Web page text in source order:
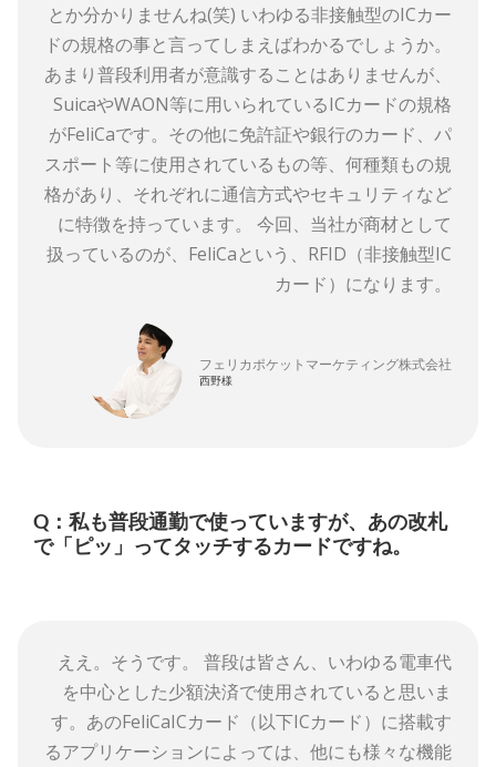
とか分かりませんね(笑) いわゆる非接触型のICカー
ドの規格の事と言ってしまえばわかるでしょうか。
あまり普段利用者が意識することはありませんが、
SuicaやWAON等に用いられているICカードの規格
がFeliCaです。その他に免許証や銀行のカード、パ
スポート等に使用されているもの等、何種類もの規
格があり、それぞれに通信方式やセキュリティなど
に特徴を持っています。 今回、当社が商材として
扱っているのが、FeliCaという、RFID（非接触型IC
カード）になります。
フェリカポケットマーケティング株式会社
西野様
Q：私も普段通勤で使っていますが、あの改札
で「ピッ」ってタッチするカードですね。
ええ。そうです。 普段は皆さん、いわゆる電車代
を中心とした少額決済で使用されていると思いま
す。あのFeliCaICカード（以下ICカード）に搭載す
るアプリケーションによっては、他にも様々な機能